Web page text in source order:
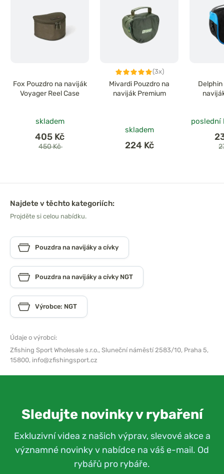
Fox Pouzdro na naviják
Voyager Reel Case
skladem
405 Kč
450 Kč
(3x)
Mivardi Pouzdro na
naviják Premium
skladem
224 Kč
poslední
Najdete v těchto kategoriích:
Projděte si celou nabídku.
Pouzdra na navijáky a cívky
Pouzdra na navijáky a cívky NGT
Výrobce: NGT
Údaje o výrobci:
Zfishing Sport Wholesale s.r.o., Sluneční náměstí 2583/10, Praha 5,
15800, info@zfishingsport.cz
Sledujte novinky v rybaření
Exkluzivní videa z našich výprav, slevové akce a
významné novinky v nabídce na váš e-mail. Od
rybářů pro rybáře.